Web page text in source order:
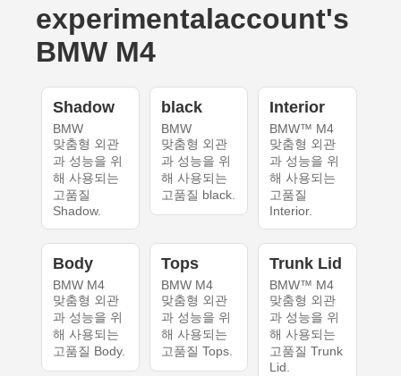
experimentalaccount's
BMW M4
Shadow
BMW
맞춤형 외관
과 성능을 위
해 사용되는
고품질
Shadow.
black
BMW
맞춤형 외관
과 성능을 위
해 사용되는
고품질 black.
Interior
BMW™ M4
맞춤형 외관
과 성능을 위
해 사용되는
고품질
Interior.
Body
BMW M4
맞춤형 외관
과 성능을 위
해 사용되는
고품질 Body.
Tops
BMW M4
맞춤형 외관
과 성능을 위
해 사용되는
고품질 Tops.
Trunk Lid
BMW™ M4
맞춤형 외관
과 성능을 위
해 사용되는
고품질 Trunk
Lid.